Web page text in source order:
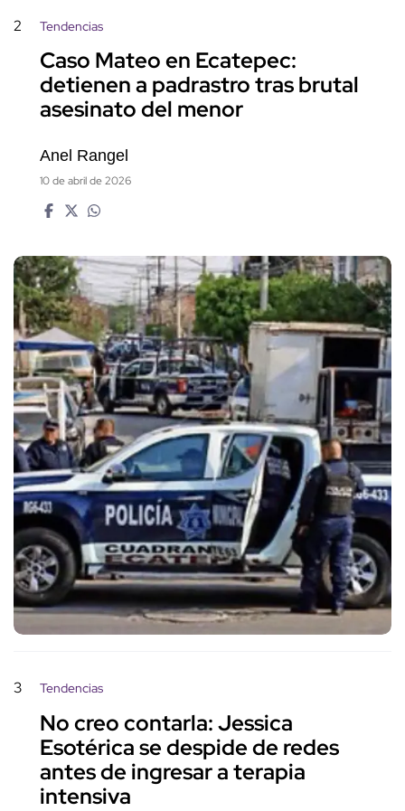
2 Tendencias
Caso Mateo en Ecatepec:
detienen a padrastro tras brutal
asesinato del menor
Anel Rangel
10 de abril de 2026
3 Tendencias
No creo contarla: Jessica
Esotérica se despide de redes
antes de ingresar a terapia
intensiva